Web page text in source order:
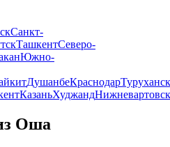
Санкт-
ТашкентСеверо-
Южно-
ДушанбеКраснодарТуруханск
КазаньХуджандНижневартовск
Оша